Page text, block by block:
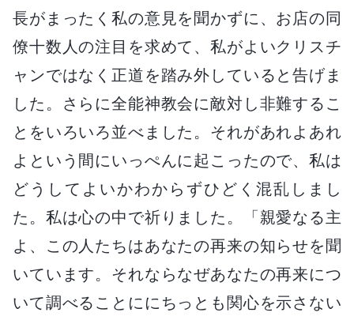
長がまったく私の意見を聞かずに、お店の同
僚十数人の注目を求めて、私がよいクリスチ
ャンではなく正道を踏み外していると告げま
した。さらに全能神教会に敵対し非難するこ
とをいろいろ並べました。それがあれよあれ
よという間にいっぺんに起こったので、私は
どうしてよいかわからずひどく混乱しまし
た。私は心の中で祈りました。「親愛なる主
よ、この人たちはあなたの再来の知らせを聞
いています。それならなぜあなたの再来につ
いて調べることににちっとも関心を示さない